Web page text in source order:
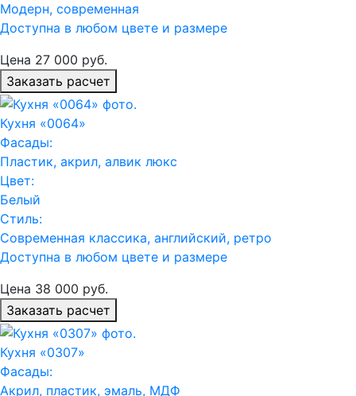
Модерн, современная
Доступна в любом цвете и размере
Цена 27 000 руб.
Заказать расчет
Кухня «0064»
Фасады:
Пластик, акрил, алвик люкс
Цвет:
Белый
Стиль:
Современная классика, английский, ретро
Доступна в любом цвете и размере
Цена 38 000 руб.
Заказать расчет
Кухня «0307»
Фасады:
Акрил, пластик, эмаль, МДФ